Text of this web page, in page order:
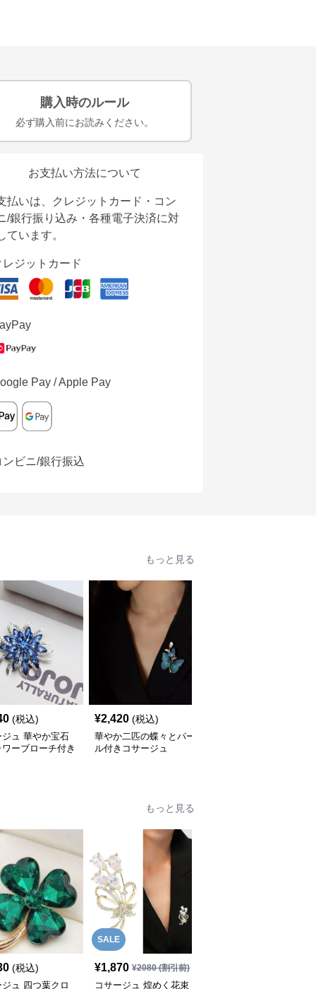
購入時のルール
必ず購入前にお読みください。
お支払い方法について
払いは、クレジットカード・コン
/銀行振り込み・各種電子決済に対
ています。
レジットカード
Pay / Apple Pay
ンビニ/銀行振込
もっと見る
(税込)
ジュ 華やか宝石
ーブローチ付き
¥2,420 (税込)
華やか二匹の蝶々とパー
ル付きコサージュ
もっと見る
(税込)
ジュ 四つ葉クロ
SALE
¥1,870 ¥2080(割引前)
コサージュ 煌めく花束